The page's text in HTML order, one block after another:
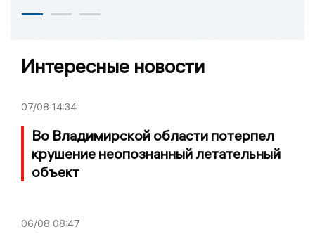
Интересные новости
07/08 14:34
Во Владимирской области потерпел
крушение неопознанный летательный
объект
06/08 08:47